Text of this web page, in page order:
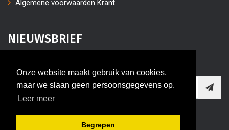
Onze website maakt gebruik van cookies,
maar we slaan geen persoonsgegevens op.
Leer meer
Begrepen
Algemene voorwaarden Krant
NIEUWSBRIEF